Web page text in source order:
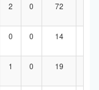
2 0 72
0 0 14
1 0 19